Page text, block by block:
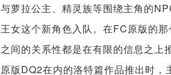
与萝拉公主、精灵族等围绕主角的
王女这个新角色入队。在FC原版的
之间的关系性都是在有限的信息之
原版DQ2在内的洛特篇作品推出时